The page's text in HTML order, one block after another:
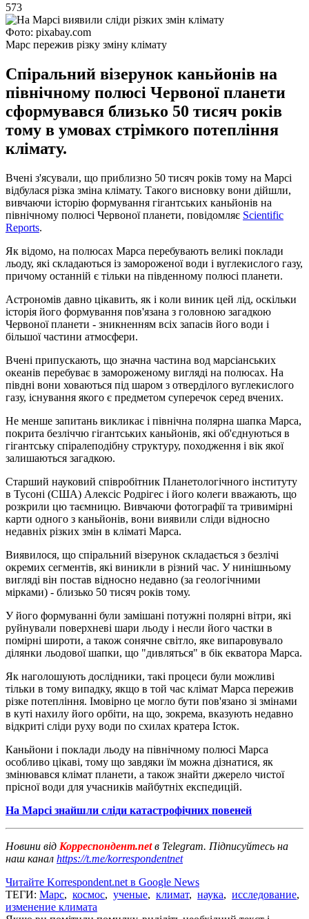
573
Фото: pixabay.com
Марс пережив різку зміну клімату
Спіральний візерунок каньйонів на
північному полюсі Червоної планети
сформувався близько 50 тисяч років
тому в умовах стрімкого потепління
клімату.
Вчені з'ясували, що приблизно 50 тисяч років тому на Марсі
відбулася різка зміна клімату. Такого висновку вони дійшли,
вивчаючи історію формування гігантських каньйонів на
північному полюсі Червоної планети, повідомляє Scientific
Reports.
Як відомо, на полюсах Марса перебувають великі поклади
льоду, які складаються із замороженої води і вуглекислого газу,
причому останній є тільки на південному полюсі планети.
Астрономів давно цікавить, як і коли виник цей лід, оскільки
історія його формування пов'язана з головною загадкою
Червоної планети - зникненням всіх запасів його води і
більшої частини атмосфери.
Вчені припускають, що значна частина вод марсіанських
океанів перебуває в замороженому вигляді на полюсах. На
півдні вони ховаються під шаром з отверділого вуглекислого
газу, існування якого є предметом суперечок серед вчених.
Не менше запитань викликає і північна полярна шапка Марса,
покрита безліччю гігантських каньйонів, які об'єднуються в
гігантську спіралеподібну структуру, походження і вік якої
залишаються загадкою.
Старший науковий співробітник Планетологічного інституту
в Тусоні (США) Алексіс Родрігес і його колеги вважають, що
розкрили цю таємницю. Вивчаючи фотографії та тривимірні
карти одного з каньйонів, вони виявили сліди відносно
недавніх різких змін в кліматі Марса.
Виявилося, що спіральний візерунок складається з безлічі
окремих сегментів, які виникли в різний час. У нинішньому
вигляді він постав відносно недавно (за геологічними
мірками) - близько 50 тисяч років тому.
У його формуванні були замішані потужні полярні вітри, які
руйнували поверхневі шари льоду і несли його частки в
помірні широти, а також сонячне світло, яке випаровувало
ділянки льодової шапки, що "дивляться" в бік екватора Марса.
Як наголошують дослідники, такі процеси були можливі
тільки в тому випадку, якщо в той час клімат Марса пережив
різке потепління. Імовірно це могло бути пов'язано зі змінами
в куті нахилу його орбіти, на що, зокрема, вказують недавно
відкриті сліди руху води по схилах кратера Істок.
Каньйони і поклади льоду на північному полюсі Марса
особливо цікаві, тому що завдяки їм можна дізнатися, як
змінювався клімат планети, а також знайти джерело чистої
прісної води для учасників майбутніх експедицій.
На Марсі знайшли сліди катастрофічних повеней
Новини від Корреспондент.netв Telegram. Підписуйтесь на
наш канал https://t.me/korrespondentnet
Читайте Korrespondent.net в Google News
ТЕГИ: Марс, космос, ученые, климат, наука, исследование,
изменение климата